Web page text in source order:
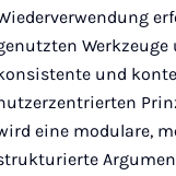
und
eine modulare,